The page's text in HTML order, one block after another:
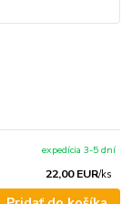
22,00 EUR/ks
expedícia 3-5 dní